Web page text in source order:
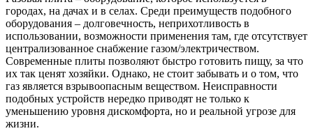
городах, на дачах и в селах. Среди преимуществ подобного
оборудования – долговечность, неприхотливость в
использовании, возможности применения там, где отсутствует
централизованное снабжение газом/электричеством.
Современные плиты позволяют быстро готовить пищу, за что
их так ценят хозяйки. Однако, не стоит забывать и о том, что
газ является взрывоопасным веществом. Неисправности
подобных устройств нередко приводят не только к
уменьшению уровня дискомфорта, но и реальной угрозе для
жизни.